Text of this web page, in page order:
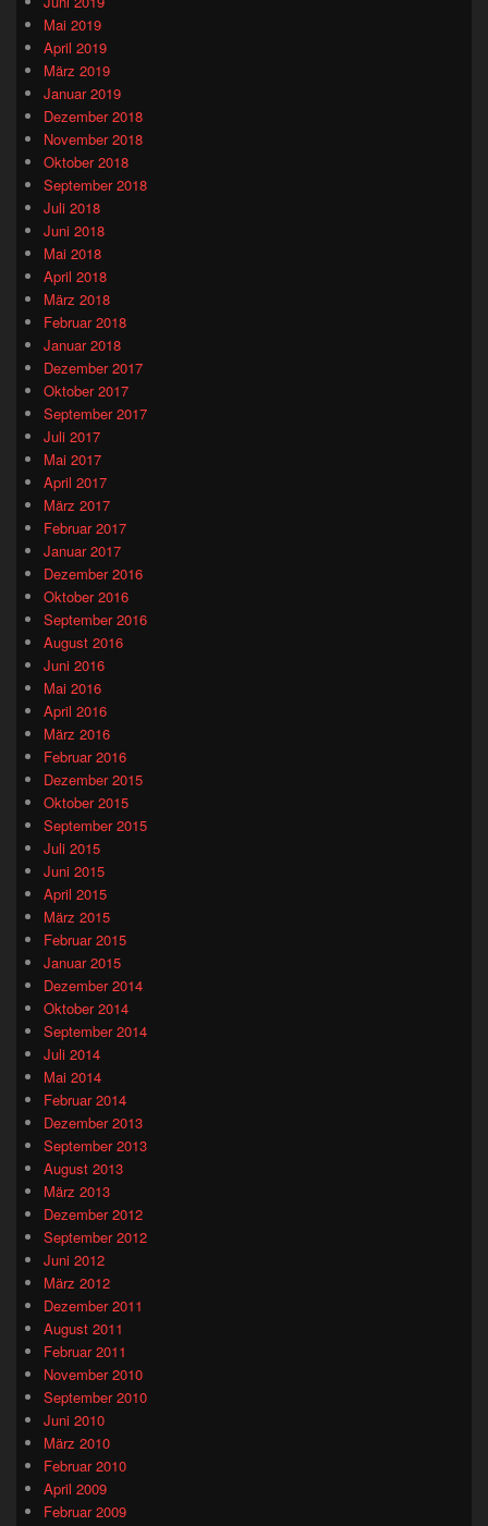
Mai 2019
April 2019
März 2019
Januar 2019
Dezember 2018
November 2018
Oktober 2018
September 2018
Juli 2018
Juni 2018
Mai 2018
April 2018
März 2018
Februar 2018
Januar 2018
Dezember 2017
Oktober 2017
September 2017
Juli 2017
Mai 2017
April 2017
März 2017
Februar 2017
Januar 2017
Dezember 2016
Oktober 2016
September 2016
August 2016
Juni 2016
Mai 2016
April 2016
März 2016
Februar 2016
Dezember 2015
Oktober 2015
September 2015
Juli 2015
Juni 2015
April 2015
März 2015
Februar 2015
Januar 2015
Dezember 2014
Oktober 2014
September 2014
Juli 2014
Mai 2014
Februar 2014
Dezember 2013
September 2013
August 2013
März 2013
Dezember 2012
September 2012
Juni 2012
März 2012
Dezember 2011
August 2011
Februar 2011
November 2010
September 2010
Juni 2010
März 2010
Februar 2010
April 2009
Februar 2009